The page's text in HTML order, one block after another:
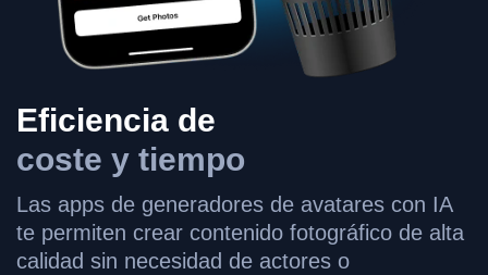
Eficiencia de
coste y tiempo
Las apps de generadores de avatares con IA
te permiten crear contenido fotográfico de alta
calidad sin necesidad de actores o